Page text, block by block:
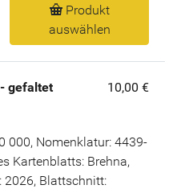
Produkt
auswählen
gefaltet 10,00 €
000, Nomenklatur: 4439-
Kartenblatts: Brehna,
2026, Blattschnitt: